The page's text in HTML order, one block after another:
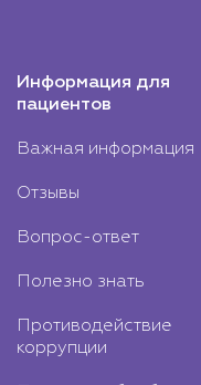
Информация для
пациентов
Важная информация
Отзывы
Вопрос-ответ
Полезно знать
Противодействие
коррупции